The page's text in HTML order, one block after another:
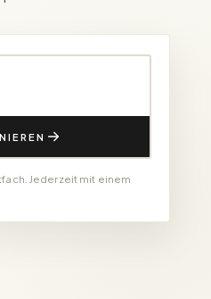
Jederzeit mit einem